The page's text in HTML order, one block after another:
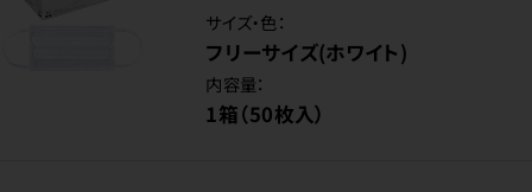
サイズ・色：
フリーサイズ(ホワイト)
内容量：
1箱（50枚入）